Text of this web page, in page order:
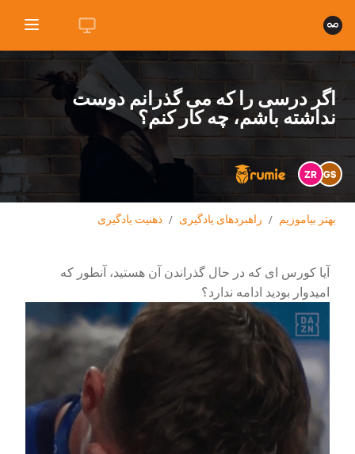
اگر درسی را که می گذرانم دوست
نداشته باشم، چه کار کنم؟
GS
ZR
بهتر بیاموزیم / راهبردهای یادگیری / ذهنیت یادگیری
آیا کورس ای که در حال گذراندن آن هستید، آنطور که
امیدوار بودید ادامه ندارد؟